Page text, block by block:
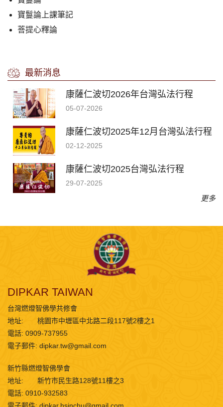
寶鬘論上課筆記
菩提心釋論
最新消息
康薩仁波切2026年台灣弘法行程
05-07-2026
康薩仁波切2025年12月台灣弘法行程
02-12-2025
康薩仁波切2025台灣弘法行程
29-07-2025
更多
DIPKAR TAIWAN
台灣燃燈智佛學共修會
地址:
桃園市中壢區中北路二段117號2樓之1
電話: 0909-737955
電子郵件: dipkar.tw@gmail.com
新竹縣燃燈智佛學會
地址:
新竹市民生路128號11樓之3
電話: 0910-932583
電子郵件: dipkar.hsinchu@gmail.com